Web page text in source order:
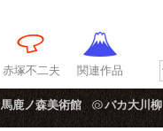
赤塚不二夫 関連作品
馬鹿ノ森美術館 バカ大川柳